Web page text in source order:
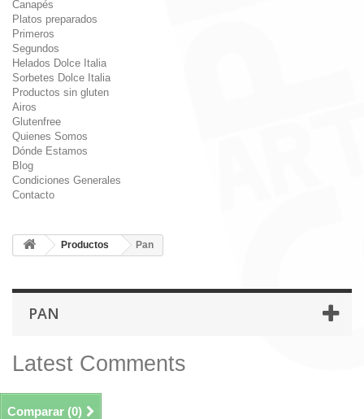
Canapés
Platos preparados
Primeros
Segundos
Helados Dolce Italia
Sorbetes Dolce Italia
Productos sin gluten
Airos
Glutenfree
Quienes Somos
Dónde Estamos
Blog
Condiciones Generales
Contacto
Productos Pan
PAN
Latest Comments
Comparar (0)